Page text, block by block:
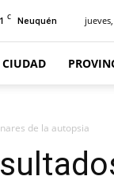
C Neuquén
CIUDAD
de la autopsia